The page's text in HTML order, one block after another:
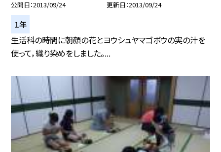
公開日 2013/09/24 更新日 2013/09/24
１年
生活科の時間に朝顔の花とヨウシュヤマゴボウの実の汁を
使って，織り染めをしました。...